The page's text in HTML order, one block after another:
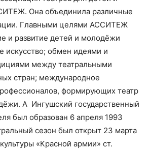
Она объединила различные
Главными целями АССИТЕЖ
и развитие детей и молодёжи
искусство; обмен идеями и
между театральными
стран; международное
формирующих театр
А Ингушский государственный
был образован 6 апреля 1993
сезон был открыт 23 марта
«Красной армии» ст.